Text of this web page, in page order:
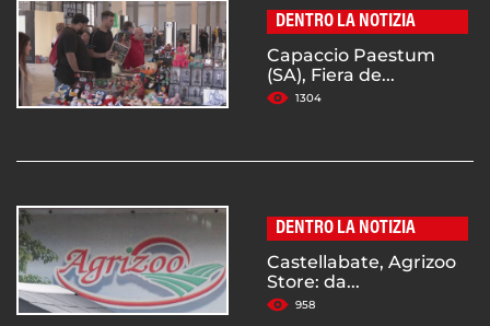
DENTRO LA NOTIZIA
Capaccio Paestum
(SA), Fiera de...
1304
DENTRO LA NOTIZIA
Castellabate, Agrizoo
Store: da...
958